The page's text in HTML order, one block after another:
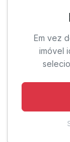
Em vez
imóvel